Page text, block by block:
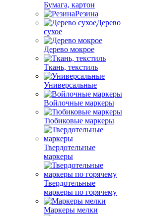
Бумага, картон
Резина
Дерево
сухое
Дерево мокрое
Ткань, текстиль
Универсальные
Войлочные маркеры
Тюбиковые маркеры
Твердотельные
маркеры
Твердотельные
маркеры по горячему
Маркеры мелки